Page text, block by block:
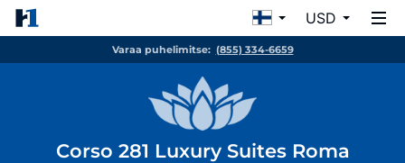
USD
Varaa puhelimitse: (855) 334-6659
Corso 281 Luxury Suites Roma